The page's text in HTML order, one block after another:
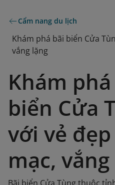
Cẩm nang du lịch
Khám phá bãi biển Cửa
vắng lặng
Khám
biển Cửa
với vẻ
mạc,